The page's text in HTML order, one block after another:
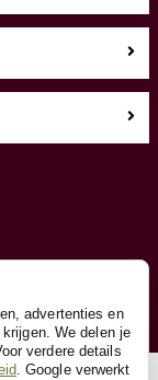
advertenties en
We delen je
verdere details
. Google verwerkt